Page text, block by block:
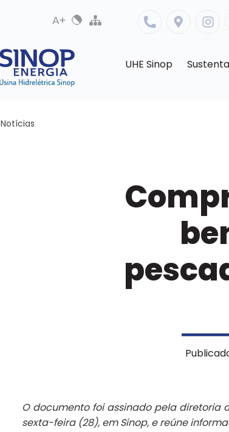
UHE Sinop
Notícias
O documento foi assinado pela diretoria
sexta-feira (28), em Sinop, e reúne